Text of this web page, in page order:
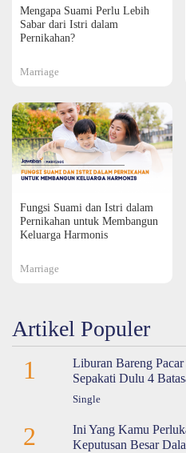
Mengapa Suami Perlu Lebih
Sabar dari Istri dalam
Pernikahan?
Marriage
Fungsi Suami dan Istri dalam
Pernikahan untuk Membangun
Keluarga Harmonis
Marriage
Artikel Populer
1
Liburan Bareng
Sepakati Dulu 4
Single
2
Ini Yang Kamu
Keputusan Besar